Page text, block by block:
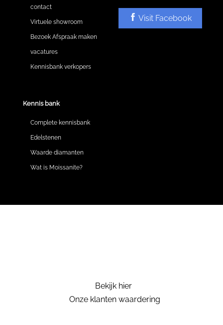
contact
Virtuele showroom
Bezoek Afspraak maken
vacatures
Kennisbank verkopers
Kennis bank
Complete kennisbank
Edelstenen
Waarde diamanten
Wat is Moissanite?
Visit Facebook
Bekijk hier
Onze klanten waardering